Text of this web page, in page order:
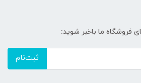
فروشگاه ما باخبر شوید:
ثبت‌نام